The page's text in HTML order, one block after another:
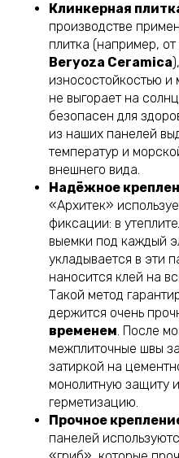
Клинкерная
производстве
плитка (например,
Beryoza Ceramica
износостойкостью и
не выгорает на
безопасен для
из наших панелей
температур и
внешнего вида.
Надёжное
«Архитек»
фиксации: в
выемки под каждый
укладывается в эти
наносится клей на
Такой метод
держится очень
временем. После
межплиточные швы
затиркой на
монолитную защиту
герметизацию.
Прочное
панелей